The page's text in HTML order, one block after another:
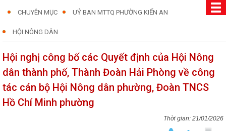
CHUYÊN MỤC UỶ BAN MTTQ PHƯỜNG KIẾN AN
HỘI NÔNG DÂN
Hội nghị công bố các Quyết định của Hội Nông
dân thành phố, Thành Đoàn Hải Phòng về công
tác cán bộ Hội Nông dân phường, Đoàn TNCS
Hồ Chí Minh phường
21/01/2026